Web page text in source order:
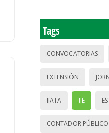
Tags
CONVOCATORIAS
EXTENSIÓN
IIATA IIE
CONTADOR PÚBLICO